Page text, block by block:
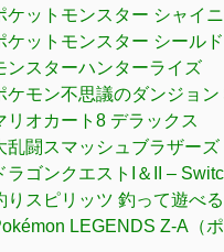
ケットモンスター シャイ
ケットモンスター シール
ンスターハンターライズ
ケモン不思議のダンジョ
リオカート8 デラックス
乱闘スマッシュブラザー
ラゴンクエストI＆II –
りスピリッツ 釣って遊べ
LEGENDS Z-A（